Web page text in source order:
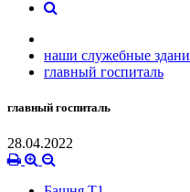
наши служебные
главный госпиталь
главный госпиталь
28.04.2022